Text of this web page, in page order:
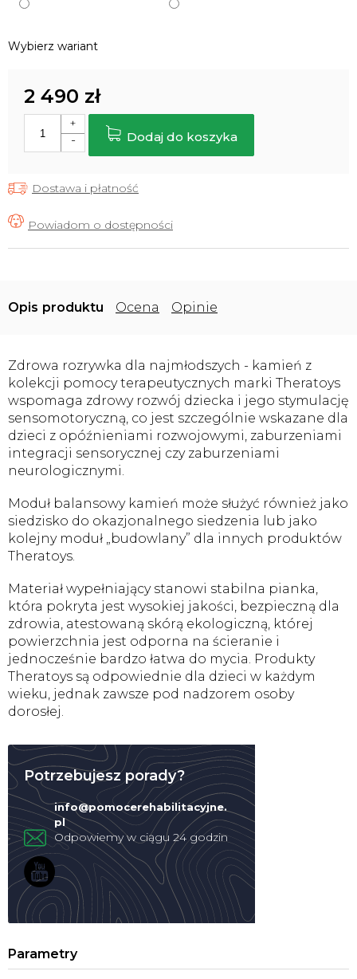
Wybierz wariant
2 490 zł
jednostkowa:
Dodaj do koszyka
Dostawa i płatność
Opis Ocena Opinie
Zdrowa rozrywka dla najmłodszych - kamień z
kolekcji pomocy terapeutycznych marki Theratoys
wspomaga zdrowy rozwój dziecka i jego stymulację
sensomotoryczną, co jest szczególnie wskazane dla
dzieci z opóźnieniami rozwojowymi, zaburzeniami
integracji sensorycznej czy zaburzeniami
neurologicznymi.
Moduł balansowy kamień może służyć również jako
siedzisko do okazjonalnego siedzenia lub jako
kolejny moduł „budowlany” dla innych produktów
Theratoys.
Materiał wypełniający stanowi stabilna pianka,
która pokryta jest wysokiej jakości, bezpieczną dla
zdrowia, atestowaną skórą ekologiczną, której
powierzchnia jest odporna na ścieranie i
jednocześnie bardzo łatwa do mycia. Produkty
Theratoys są odpowiednie dla dzieci w każdym
wieku, jednak zawsze pod nadzorem osoby
dorosłej.
Potrzebujesz porady?
info@pomocerehabilitacyjne.
pl